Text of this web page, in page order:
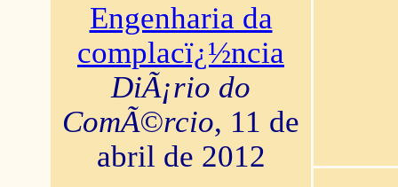
Engenharia da
complacï¿½ncia
DiÃ¡rio do
ComÃ©rcio, 11 de
abril de 2012